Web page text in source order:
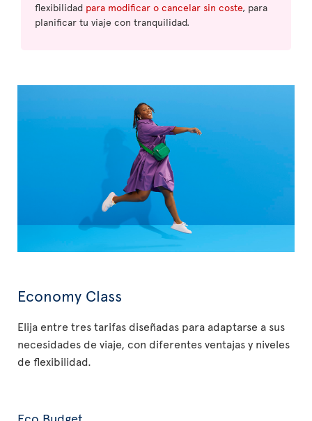
flexibilidad para modificar o cancelar sin coste, para
planificar tu viaje con tranquilidad.
Economy Class
Elija entre tres tarifas diseñadas para adaptarse a sus
necesidades de viaje, con diferentes ventajas y niveles
de flexibilidad.